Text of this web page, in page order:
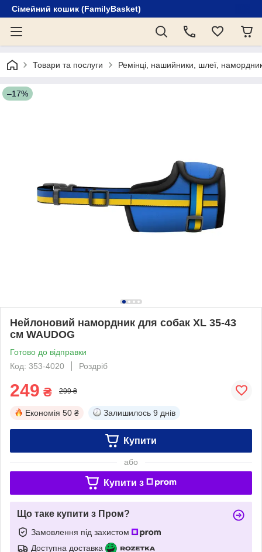
Сімейний кошик (FamilyBasket)
Товари та послуги Ремінці, нашийники, шлеї,
–17%
Нейлоновий намордник для собак XL 35-43
см WAUDOG
Готово до відправки
Код: 353-4020
Роздріб
249 ₴ 299 ₴
Економія 50 ₴ Залишилось 9 днів
Купити
або
Купити з
Що таке купити з Пром?
Замовлення під захистом
Доступна доставка